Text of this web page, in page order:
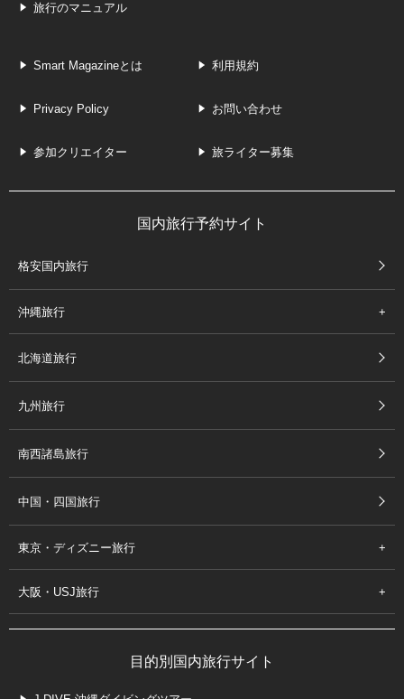
旅行のマニュアル
Smart Magazineとは 利用規約
Privacy Policy お問い合わせ
参加クリエイター 旅ライター募集
国内旅行予約サイト
格安国内旅行
沖縄旅行
北海道旅行
九州旅行
南西諸島旅行
中国・四国旅行
東京・ディズニー旅行
大阪・USJ旅行
目的別国内旅行サイト